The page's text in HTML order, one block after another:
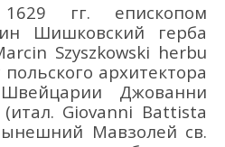
гг. епископом
Шишковский герба
Szyszkowski herbu
архитектора
Джованни
Giovanni Battistа
Мавзолей св.